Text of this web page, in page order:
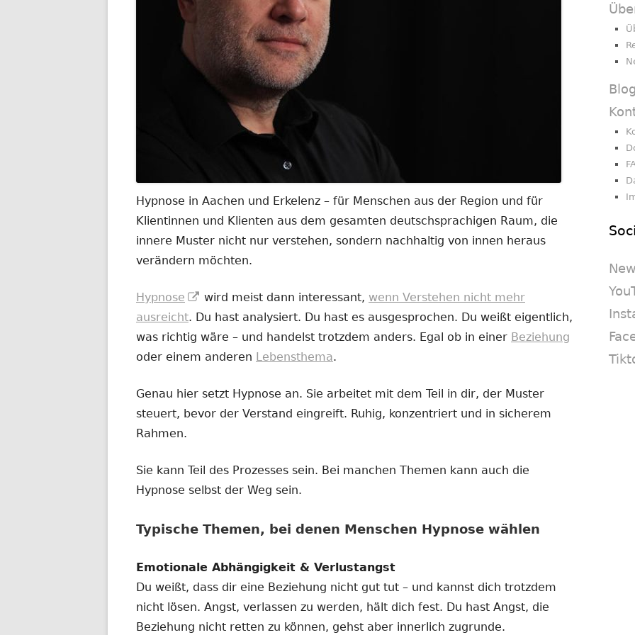
Hypnose in Aachen und Erkelenz – für Menschen aus der Region und für
Klientinnen und Klienten aus dem gesamten deutschsprachigen Raum, die
innere Muster nicht nur verstehen, sondern nachhaltig von innen heraus
verändern möchten.
Hypnose
In
neuem
Fenster
öffnen
wird meist dann interessant, wenn Verstehen nicht mehr
ausreicht. Du hast analysiert. Du hast es ausgesprochen. Du weißt eigentlich,
was richtig wäre – und handelst trotzdem anders. Egal ob in einer Beziehung
oder einem anderen Lebensthema.
Genau hier setzt Hypnose an. Sie arbeitet mit dem Teil in dir, der Muster
steuert, bevor der Verstand eingreift. Ruhig, konzentriert und in sicherem
Rahmen.
Sie kann Teil des Prozesses sein. Bei manchen Themen kann auch die
Hypnose selbst der Weg sein.
Typische Themen, bei denen Menschen Hypnose wählen
Emotionale Abhängigkeit & Verlustangst
Du weißt, dass dir eine Beziehung nicht gut tut – und kannst dich trotzdem
nicht lösen. Angst, verlassen zu werden, hält dich fest. Du hast Angst, die
Beziehung nicht retten zu können, gehst aber innerlich zugrunde.
Blog